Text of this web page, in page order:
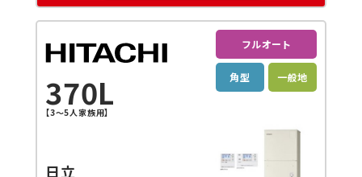
370L
【3～5人家族用】
フルオート
角型 一般地
日立